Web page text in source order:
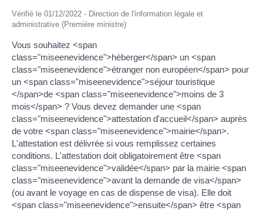
Vérifié le 01/12/2022 - Direction de l'information légale et
administrative (Première ministre)
Vous souhaitez <span
class="miseenevidence">héberger</span> un <span
class="miseenevidence">étranger non européen</span> pour
un <span class="miseenevidence">séjour touristique
</span>de <span class="miseenevidence">moins de 3
mois</span> ? Vous devez demander une <span
class="miseenevidence">attestation d'accueil</span> auprès
de votre <span class="miseenevidence">mairie</span>.
L'attestation est délivrée si vous remplissez certaines
conditions. L'attestation doit obligatoirement être <span
class="miseenevidence">validée</span> par la mairie <span
class="miseenevidence">avant la demande de visa</span>
(ou avant le voyage en cas de dispense de visa). Elle doit
<span class="miseenevidence">ensuite</span> être <span